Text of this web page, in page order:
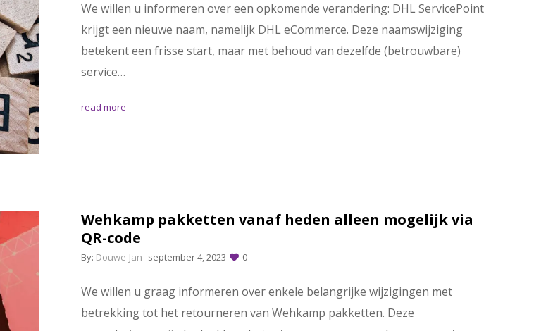
We willen u informeren over een opkomende verandering: DHL ServicePoint
krijgt een nieuwe naam, namelijk DHL eCommerce. Deze naamswijziging
betekent een frisse start, maar met behoud van dezelfde (betrouwbare)
service…
read more
Wehkamp pakketten vanaf heden alleen mogelijk via
QR-code
By: Douwe-Jan september 4, 2023 0
We willen u graag informeren over enkele belangrijke wijzigingen met
betrekking tot het retourneren van Wehkamp pakketten. Deze